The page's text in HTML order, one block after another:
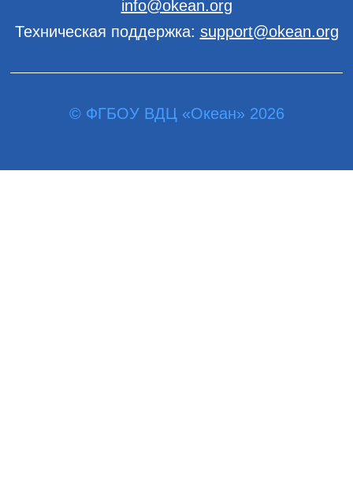
info@okean.org
Техническая поддержка: support@okean.org
© ФГБОУ ВДЦ «Океан» 2026